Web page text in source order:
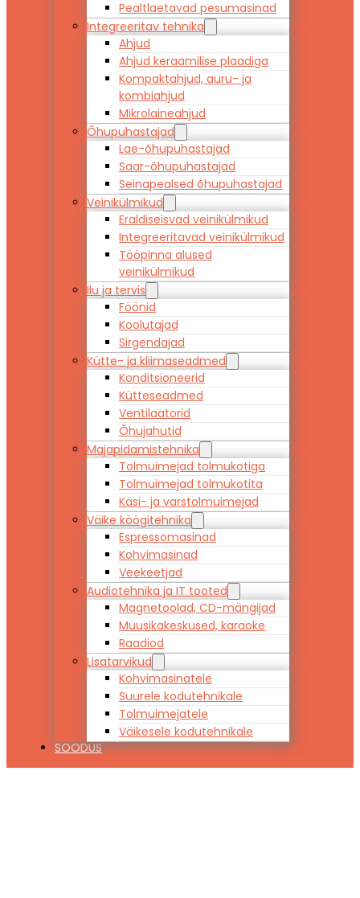
Pealtlaetavad pesumasinad
Integreeritav tehnika
Ahjud
Ahjud keraamilise plaadiga
Kompaktahjud, auru- ja
kombiahjud
Mikrolaineahjud
Õhupuhastajad
Lae-õhupuhastajad
Saar-õhupuhastajad
Seinapealsed õhupuhastajad
Veinikülmikud
Eraldiseisvad veinikülmikud
Integreeritavad veinikülmikud
Tööpinna alused
veinikülmikud
Ilu ja tervis
Föönid
Koolutajad
Sirgendajad
Kütte- ja kliimaseadmed
Konditsioneerid
Kütteseadmed
Ventilaatorid
Õhujahutid
Majapidamistehnika
Tolmuimejad tolmukotiga
Tolmuimejad tolmukotita
Käsi- ja varstolmuimejad
Väike köögitehnika
Espressomasinad
Kohvimasinad
Veekeetjad
Audiotehnika ja IT tooted
Magnetoolad, CD-mängijad
Muusikakeskused, karaoke
Raadiod
Lisatarvikud
Kohvimasinatele
Suurele kodutehnikale
Tolmuimejatele
Väikesele kodutehnikale
SOODUS